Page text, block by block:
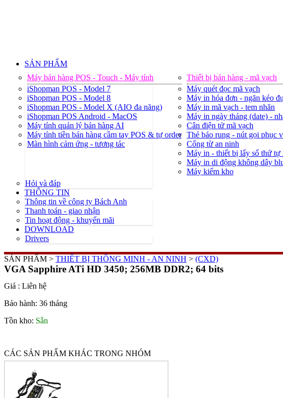
SẢN PHẨM
Máy bán hàng POS - Touch - Máy tính
iShopman POS - Model 7
iShopman POS - Model 8
iShopman POS - Model X (AIO đa năng)
iShopman POS Android - MacOS
Máy tính quản lý bán hàng AI
Máy tính tiền bán hàng cầm tay POS & tự order
Màn hình cảm ứng - tương tác
Thiết bị bán hàng - mã vạch
Máy quét đọc mã vạch
Máy in hóa đơn - ngăn kéo
Máy in mã vạch - tem nhãn
Máy in ngày tháng (date) -
Cân điện tử mã vạch
Thẻ báo rung - nút gọi phục
Cổng từ an ninh
Máy in - thiết bị lấy số thứ tự
Máy in di động không dây
Máy kiểm kho
Hỏi và đáp
THÔNG TIN
Thông tin về công ty Bách Anh
Thanh toán - giao nhận
Tin hoạt động - khuyến mãi
DOWNLOAD
Drivers
SẢN PHẨM > THIẾT BỊ THÔNG MINH - AN NINH > (CXD)
VGA Sapphire ATi HD 3450; 256MB DDR2; 64 bits
Giá : Liên hệ
Bảo hành: 36 tháng
Tồn kho: Sẵn
CÁC SẢN PHẨM KHÁC TRONG NHÓM